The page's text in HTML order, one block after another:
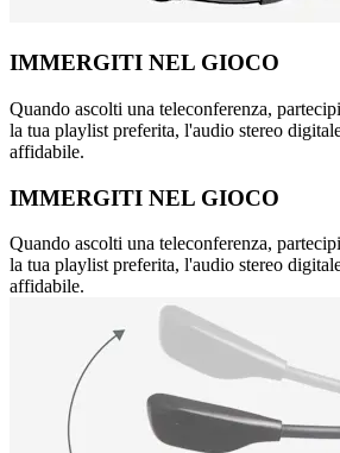
IMMERGITI NEL GIOCO
Quando ascolti una teleconferenza,
la tua playlist preferita, l'audio stereo
affidabile.
IMMERGITI NEL GIOCO
Quando ascolti una teleconferenza,
la tua playlist preferita, l'audio stereo
affidabile.